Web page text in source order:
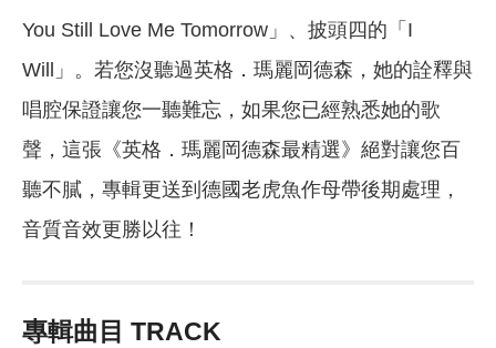
You Still Love Me Tomorrow」、披頭四的「I
Will」。若您沒聽過英格．瑪麗岡德森，她的詮釋與
唱腔保證讓您一聽難忘，如果您已經熟悉她的歌
聲，這張《英格．瑪麗岡德森最精選》絕對讓您百
聽不膩，專輯更送到德國老虎魚作母帶後期處理，
音質音效更勝以往！
專輯曲目 TRACK